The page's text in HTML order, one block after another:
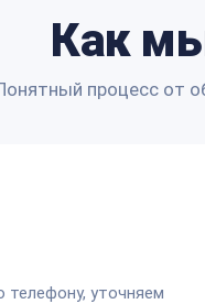
Как
процесс от
телефону, уточняем